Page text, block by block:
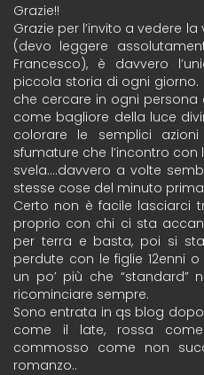
Grazie!!
Grazie per l’invito a vedere
(devo leggere
Francesco), è davvero
piccola storia di ogni
che cercare in ogni persona
come bagliore della luce
colorare le semplici
sfumature che l’incontro
svela….davvero a volte
stesse cose del minuto
Certo non è facile lasciarci
proprio con chi ci sta
per terra e basta, poi si
perdute con le figlie 12enni
un po’ più che “standard”
ricominciare sempre.
Sono entrata in qs blog
come il late, rossa
commosso come non
romanzo..